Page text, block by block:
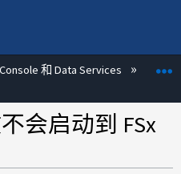
和 Data Services
会启动到 FSx